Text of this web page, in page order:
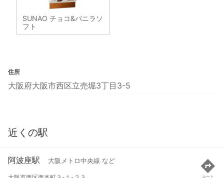
SUNAO チョコ&バニラソ
フト
住所
大阪府大阪市西区立売堀3丁目3-5
近くの駅
阿波座駅 大阪メトロ中央線 など
ルート